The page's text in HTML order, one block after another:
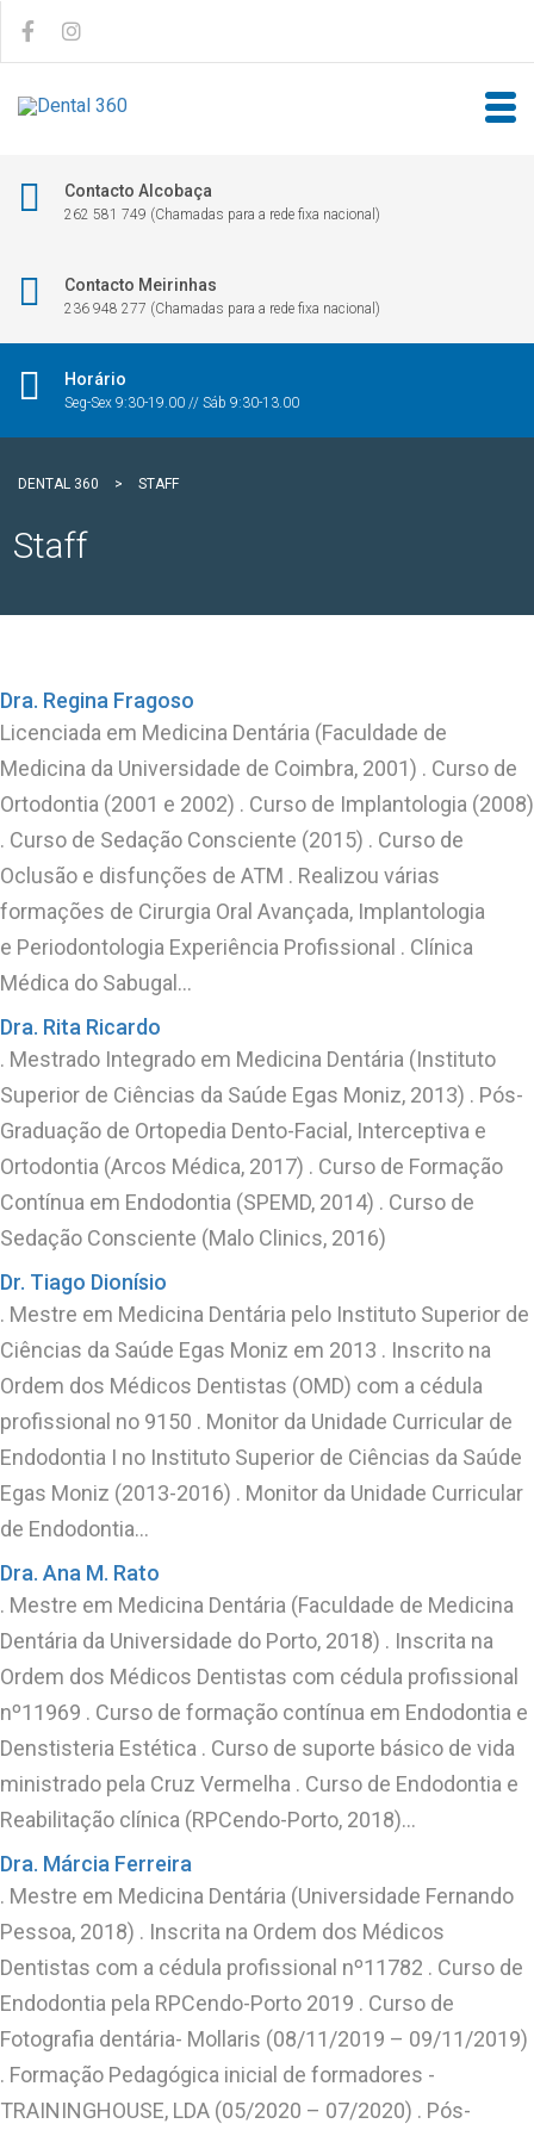
Contacto Alcobaça
262 581 749 (Chamadas para a rede fixa nacional)
Contacto Meirinhas
236 948 277 (Chamadas para a rede fixa nacional)
Horário
Seg-Sex 9:30-19.00 // Sáb 9:30-13.00
DENTAL 360 > STAFF
Staff
Dra. Regina Fragoso
Licenciada em Medicina Dentária (Faculdade de
Medicina da Universidade de Coimbra, 2001) . Curso de
Ortodontia (2001 e 2002) . Curso de Implantologia (2008)
. Curso de Sedação Consciente (2015) . Curso de
Oclusão e disfunções de ATM . Realizou várias
formações de Cirurgia Oral Avançada, Implantologia
e Periodontologia Experiência Profissional . Clínica
Médica do Sabugal…
Dra. Rita Ricardo
. Mestrado Integrado em Medicina Dentária (Instituto
Superior de Ciências da Saúde Egas Moniz, 2013) . Pós-
Graduação de Ortopedia Dento-Facial, Interceptiva e
Ortodontia (Arcos Médica, 2017) . Curso de Formação
Contínua em Endodontia (SPEMD, 2014) . Curso de
Sedação Consciente (Malo Clinics, 2016)
Dr. Tiago Dionísio
. Mestre em Medicina Dentária pelo Instituto Superior de
Ciências da Saúde Egas Moniz em 2013 . Inscrito na
Ordem dos Médicos Dentistas (OMD) com a cédula
profissional no 9150 . Monitor da Unidade Curricular de
Endodontia I no Instituto Superior de Ciências da Saúde
Egas Moniz (2013-2016) . Monitor da Unidade Curricular
de Endodontia…
Dra. Ana M. Rato
. Mestre em Medicina Dentária (Faculdade de Medicina
Dentária da Universidade do Porto, 2018) . Inscrita na
Ordem dos Médicos Dentistas com cédula profissional
nº11969 . Curso de formação contínua em Endodontia e
Denstisteria Estética . Curso de suporte básico de vida
ministrado pela Cruz Vermelha . Curso de Endodontia e
Reabilitação clínica (RPCendo-Porto, 2018)…
Dra. Márcia Ferreira
. Mestre em Medicina Dentária (Universidade Fernando
Pessoa, 2018) . Inscrita na Ordem dos Médicos
Dentistas com a cédula profissional nº11782 . Curso de
Endodontia pela RPCendo-Porto 2019 . Curso de
Fotografia dentária- Mollaris (08/11/2019 – 09/11/2019)
. Formação Pedagógica inicial de formadores -
TRAININGHOUSE, LDA (05/2020 – 07/2020) . Pós-